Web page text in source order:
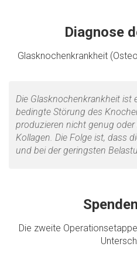
Diagnose
Glasknochenkrankheit
Die Glasknochenkrankheit ist
bedingte Störung des
produzieren nicht genug
Kollagen. Die Folge ist, dass
und bei der geringsten
Die zweite